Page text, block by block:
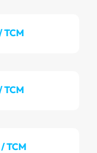
TCM
TCM
TCM